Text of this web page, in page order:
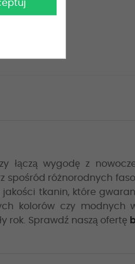
łączą wygodę z
spośród różnorodnych
tkanin, które
kolorów czy modnych
rok. Sprawdź naszą ofertę